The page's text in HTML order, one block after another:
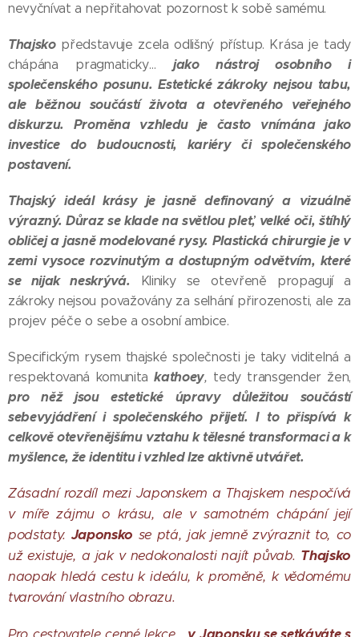
nevyčnívat a nepřitahovat pozornost k sobě samému.
Thajskopředstavuje zcela odlišný přístup. Krása je tady
chápána pragmaticky… jako nástroj osobního i
společenského posunu. Estetické zákroky nejsou tabu,
ale běžnou součástí života a otevřeného veřejného
diskurzu. Proměna vzhledu je často vnímána jako
investice do budoucnosti, kariéry či společenského
postavení.
Thajský ideál krásy je jasně definovaný a vizuálně
výrazný. Důraz se klade na světlou pleť, velké oči, štíhlý
obličej a jasně modelované rysy. Plastická chirurgie je v
zemi vysoce rozvinutým a dostupným odvětvím, které
se nijak neskrývá. Kliniky se otevřeně propagují a
zákroky nejsou považovány za selhání přirozenosti, ale za
projev péče o sebe a osobní ambice.
Specifickým rysem thajské společnosti je taky viditelná a
respektovaná komunitakathoey, tedy transgender žen,
pro něž jsou estetické úpravy důležitou součástí
sebevyjádření i společenského přijetí. I to přispívá k
celkově otevřenějšímu vztahu k tělesné transformaci a k
myšlence, že identitu i vzhled lze aktivně utvářet.
Zásadní rozdíl mezi Japonskem a Thajskem nespočívá
v míře zájmu o krásu, ale v samotném chápání její
podstaty. Japonsko se ptá, jak jemně zvýraznit to, co
už existuje, a jak v nedokonalosti najít půvab. Thajsko
naopak hledá cestu k ideálu, k proměně, k vědomému
tvarování vlastního obrazu.